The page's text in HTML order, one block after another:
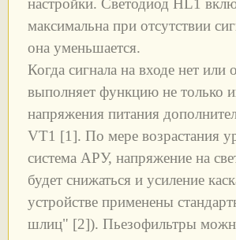
настройки. Светодиод HL1
максимальна при отсутствии
она уменьшается.
Когда сигнала на входе нет или
выполняет функцию не только
напряжения питания
VT1 [1]. По мере возрастания
система АРУ, напряжение на
будет снижаться и усиление
устройстве применены
шлиц" [2]). Пьезофильтры